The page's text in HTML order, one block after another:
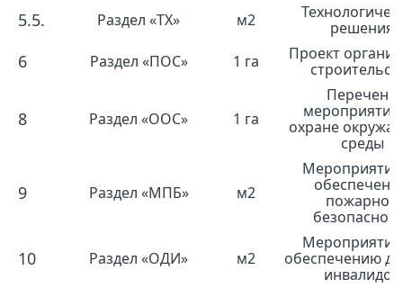
5.5. Раздел «ТХ» м2
решения
6 Раздел «ПОС» 1 га
Проект
8 Раздел «ООС» 1 га
Перечень
охране
среды
9 Раздел «МПБ» м2
пожарной
10 Раздел «ОДИ» м2
обеспечению
инвалидов